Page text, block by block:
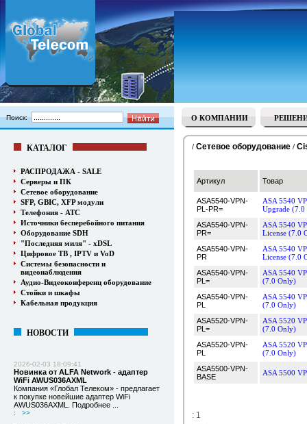
Поиск: О КОМПАНИИ
КАТАЛОГ
РАСПРОДАЖА - SALE
Серверы и ПК
Сетевое оборудование
SFP, GBIC, XFP модули
Телефония - АТС
Источники бесперебойного питания
Оборудование SDH
"Последняя миля" - xDSL
Цифровое ТВ , IPTV и VoD
Системы безопасности и
видеонаблюдения
Аудио-Видеоконференц оборудование
Стойки и шкафы
Кабельная продукция
НОВОСТИ
2026-02-03 18:09:41
Новинка от ALFA Network - адаптер
WiFi AWUS036AXML
Компания «Глобал Телеком» - предлагает
к покупке новейшие адаптер WiFi
AWUS036AXML. Подробнее ...
: >>
/ Сетевое оборудование /
Артикул Товар
ASA5540-VPN-
PL-PR=
ASA 5540
Upgrade
ASA5540-VPN-
PR=
ASA 5540
License (7.0
ASA5540-VPN-
PR
ASA 5540
License (7.0
ASA5540-VPN-
PL=
ASA 5540
(7.0 Only)
ASA5540-VPN-
PL
ASA 5540
(7.0 Only)
ASA5520-VPN-
PL=
ASA 5520
(7.0 Only)
ASA5520-VPN-
PL
ASA 5520
(7.0 Only)
ASA5500-VPN-
BASE
ASA 5500
: 1